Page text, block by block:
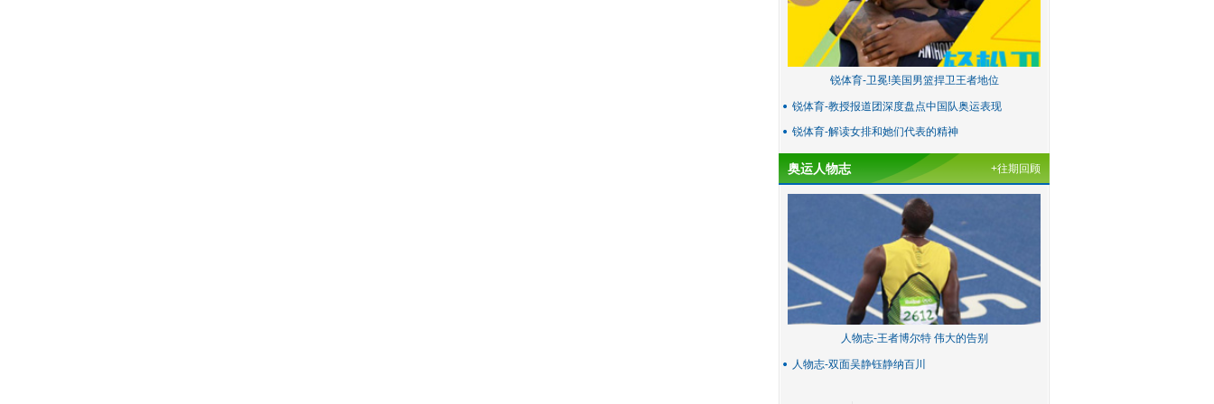
锐体育-卫冕!美国男篮捍卫王者地位
锐体育-教授报道团深度盘点中国队奥运表现
锐体育-解读女排和她们代表的精神
奥运人物志 +往期回顾
人物志-王者博尔特 伟大的告别
人物志-双面吴静钰静纳百川